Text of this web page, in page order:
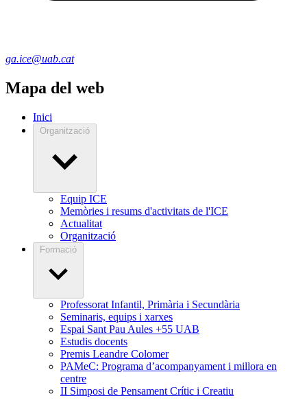
ga.ice@uab.cat
Mapa del web
Inici
Organització
Equip ICE
Memòries i resums d'activitats de l'ICE
Actualitat
Organització
Formació
Professorat Infantil, Primària i Secundària
Seminaris, equips i xarxes
Espai Sant Pau Aules +55 UAB
Estudis docents
Premis Leandre Colomer
PAMeC: Programa d’acompanyament i millora en
centre
II Simposi de Pensament Crític i Creatiu